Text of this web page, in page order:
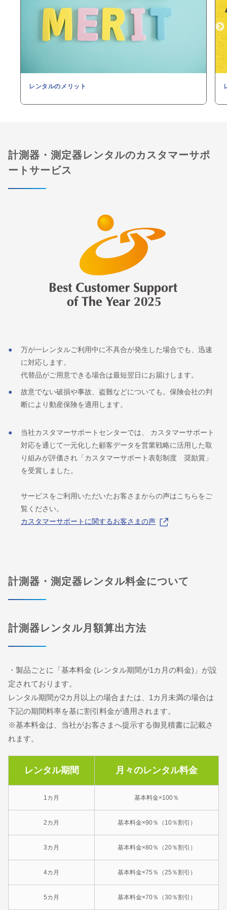
レンタルのメリット
計測器・測定器レンタルのカスタマーサポ
ートサービス
万が一レンタルご利用中に不具合が発生した場合でも、迅速
に対応します。
代替品がご用意できる場合は最短翌日にお届けします。
故意でない破損や事故、盗難などについても。保険会社の判
断により動産保険を適用します。
当社カスタマーサポートセンターでは、 カスタマーサポート
対応を通じて一元化した顧客データを営業戦略に活用した取
り組みが評価され「カスタマーサポート表彰制度 奨励賞」
を受賞しました。
サービスをご利用いただいたお客さまからの声はこちらをご
覧ください。
カスタマーサポートに関するお客さまの声
計測器・測定器レンタル料金について
計測器レンタル月額算出方法
・製品ごとに「基本料金 (レンタル期間が1カ月の料金)」が設
定されております。
レンタル期間が2カ月以上の場合または、1カ月未満の場合は
下記の期間料率を基に割引料金が適用されます。
※基本料金は、当社がお客さまへ提示する御見積書に記載さ
れます。
レンタル期間 月々のレンタル料金
1カ月 基本料金×100％
2カ月 基本料金×90％（10％割引）
3カ月 基本料金×80％（20％割引）
4カ月 基本料金×75％（25％割引）
5カ月 基本料金×70％（30％割引）